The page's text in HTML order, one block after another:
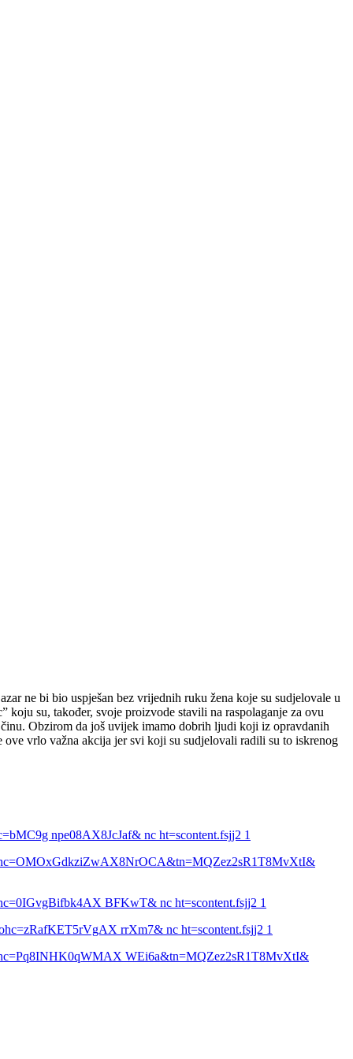
ne bi bio uspješan bez vrijednih ruku žena koje su sudjelovale u
koju su, također, svoje proizvode stavili na raspolaganje za ovu
Obzirom da još uvijek imamo dobrih ljudi koji iz opravdanih
vrlo važna akcija jer svi koji su sudjelovali radili su to iskrenog